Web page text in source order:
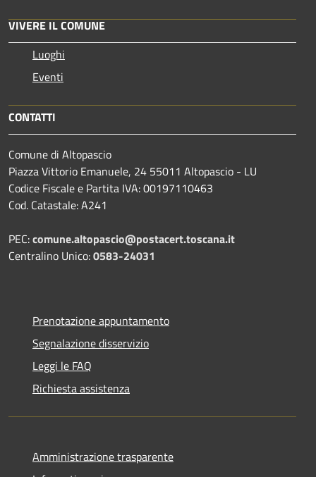
VIVERE IL COMUNE
Luoghi
Eventi
CONTATTI
Comune di Altopascio
Piazza Vittorio Emanuele, 24 55011 Altopascio - LU
Codice Fiscale e Partita IVA: 00197110463
Cod. Catastale: A241
PEC:comune.altopascio@postacert.toscana.it
Centralino Unico:0583-24031
Prenotazione appuntamento
Segnalazione disservizio
Leggi le FAQ
Richiesta assistenza
Amministrazione trasparente